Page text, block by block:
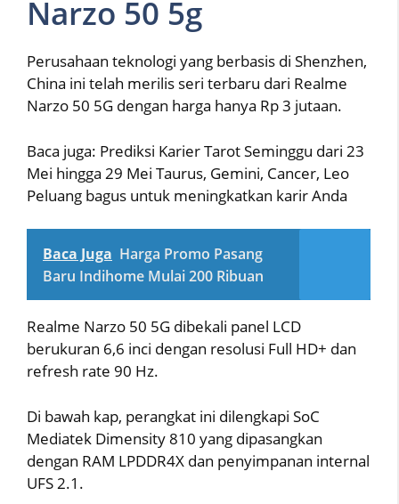
Narzo 50 5g
Perusahaan teknologi yang berbasis di Shenzhen,
China ini telah merilis seri terbaru dari Realme
Narzo 50 5G dengan harga hanya Rp 3 jutaan.
Baca juga: Prediksi Karier Tarot Seminggu dari 23
Mei hingga 29 Mei Taurus, Gemini, Cancer, Leo
Peluang bagus untuk meningkatkan karir Anda
Baca Juga Harga Promo Pasang
Baru Indihome Mulai 200 Ribuan
Realme Narzo 50 5G dibekali panel LCD
berukuran 6,6 inci dengan resolusi Full HD+ dan
refresh rate 90 Hz.
Di bawah kap, perangkat ini dilengkapi SoC
Mediatek Dimensity 810 yang dipasangkan
dengan RAM LPDDR4X dan penyimpanan internal
UFS 2.1.